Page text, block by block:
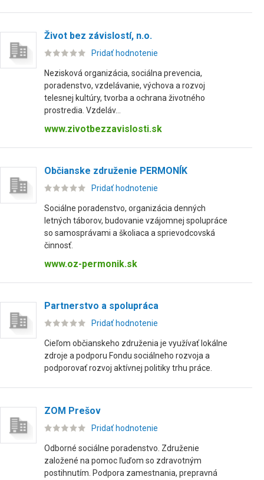
Život bez závislostí, n.o.
Pridať hodnotenie
Nezisková organizácia, sociálna prevencia,
poradenstvo, vzdelávanie, výchova a rozvoj
telesnej kultúry, tvorba a ochrana životného
prostredia. Vzdeláv...
www.zivotbezzavislosti.sk
Občianske združenie PERMONÍK
Pridať hodnotenie
Sociálne poradenstvo, organizácia denných
letných táborov, budovanie vzájomnej spolupráce
so samosprávami a školiaca a sprievodcovská
činnosť.
www.oz-permonik.sk
Partnerstvo a spolupráca
Pridať hodnotenie
Cieľom občianskeho združenia je využívať lokálne
zdroje a podporu Fondu sociálneho rozvoja a
podporovať rozvoj aktívnej politiky trhu práce.
ZOM Prešov
Pridať hodnotenie
Odborné sociálne poradenstvo. Združenie
založené na pomoc ľuďom so zdravotným
postihnutím. Podpora zamestnania, prepravná